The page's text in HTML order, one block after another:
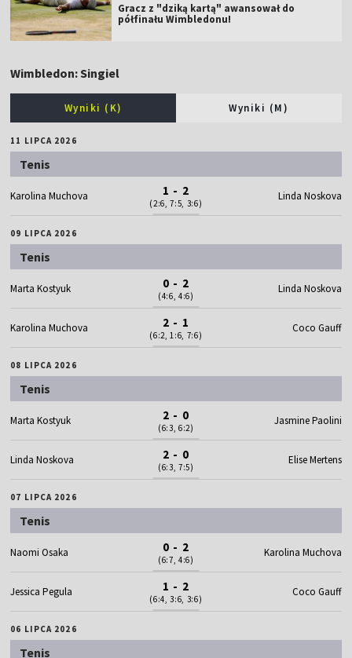
Gracz z "dziką kartą" awansował do
półfinału Wimbledonu!
Wimbledon: Singiel
Wyniki (K) Wyniki (M)
11 LIPCA 2026
Tenis
Karolina Muchova 1 - 2
(2:6, 7:5, 3:6)
Linda Noskova
09 LIPCA 2026
Tenis
Marta Kostyuk 0 - 2
(4:6, 4:6)
Linda Noskova
Karolina Muchova 2 - 1
(6:2, 1:6, 7:6)
Coco Gauff
08 LIPCA 2026
Tenis
Marta Kostyuk 2 - 0
(6:3, 6:2)
Jasmine Paolini
Linda Noskova 2 - 0
(6:3, 7:5)
Elise Mertens
07 LIPCA 2026
Tenis
Naomi Osaka 0 - 2
(6:7, 4:6)
Karolina Muchova
Jessica Pegula 1 - 2
(6:4, 3:6, 3:6)
Coco Gauff
06 LIPCA 2026
Tenis